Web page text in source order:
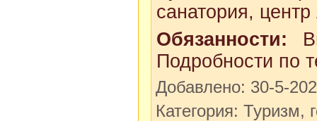
санатория,
Обязанности:
Подробности по
Добавлено: 30-5-
Категория: Туризм,